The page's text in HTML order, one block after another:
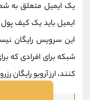
یک ایمیل متعلق به
این سرویس رایگان
شبکه برای افرادی که
کنند، ارز آرویو رایگان